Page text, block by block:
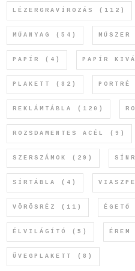
LÉZERGRAVÍROZÁS (112)
MŰANYAG (54) MŰSZER
PAPÍR (4) PAPÍR
PLAKETT (82) PORTRÉ
REKLÁMTÁBLA (120)
ROZSDAMENTES ACÉL (9)
SZERSZÁMOK (29)
SÍRTÁBLA (4)
VÖRÖSRÉZ (11) ÉGETŐ
ÉLVILÁGÍTÓ (5) ÉREM
ÜVEGPLAKETT (8)